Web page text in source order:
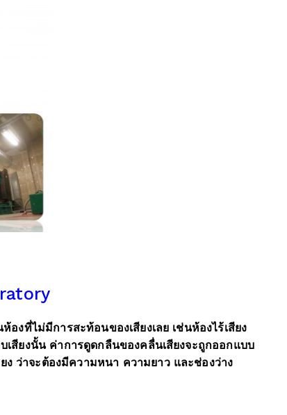
ที่ไม่มีการสะท้อนของเสียงเลย เช่นห้องไร้เสียง
สียงนั้น ค่าการดูดกลืนของคลื่นเสียงจะถูกออกแบบ
ว่าจะต้องมีความหนา ความยาว และช่องว่าง